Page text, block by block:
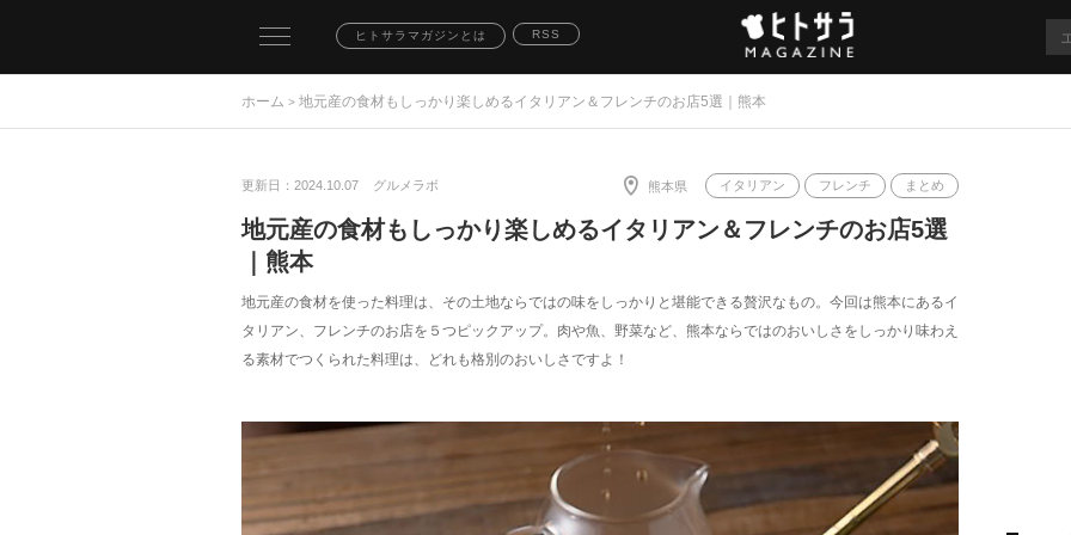
toggle
navigation
ヒトサラマガジンとは RSS
ホーム > 地元産の食材もしっかり楽しめるイタリアン＆フレンチのお店5選｜熊本
更新日：2024.10.07 グルメラボ 熊本県 イタリアン フレンチ まとめ
地元産の食材もしっかり楽しめるイタリアン＆フレンチのお店5選
｜熊本
地元産の食材を使った料理は、その土地ならではの味をしっかりと堪能できる贅沢なもの。今回は熊本にあるイ
タリアン、フレンチのお店を５つピックアップ。肉や魚、野菜など、熊本ならではのおいしさをしっかり味わえ
る素材でつくられた料理は、どれも格別のおいしさですよ！